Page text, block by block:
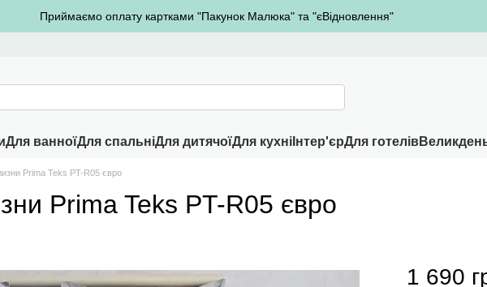
Приймаємо оплату картками "Пакунок Малюка" та "єВідновлення"
Для ванноїДля спальніДля дитячоїДля кухніІнтер'єрДля готелів
Prima Teks PT-R05 євро
Prima Teks PT-R05 євро
1 690